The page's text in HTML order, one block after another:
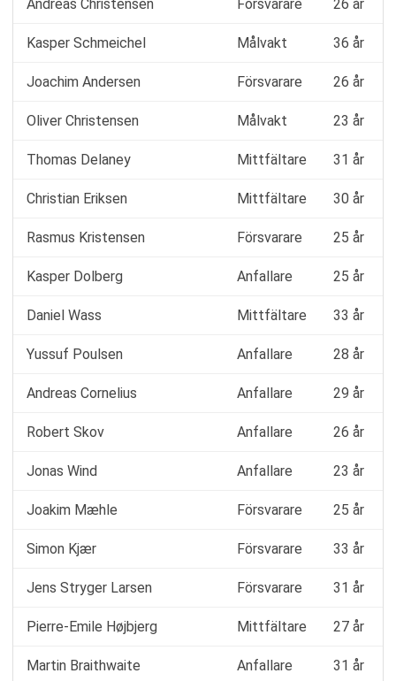
Andreas Christensen Försvarare 26 år
Kasper Schmeichel Målvakt 36 år
Joachim Andersen Försvarare 26 år
Oliver Christensen Målvakt 23 år
Thomas Delaney Mittfältare 31 år
Christian Eriksen Mittfältare 30 år
Rasmus Kristensen Försvarare 25 år
Kasper Dolberg Anfallare 25 år
Daniel Wass Mittfältare 33 år
Yussuf Poulsen Anfallare 28 år
Andreas Cornelius Anfallare 29 år
Robert Skov Anfallare 26 år
Jonas Wind Anfallare 23 år
Joakim Mæhle Försvarare 25 år
Simon Kjær Försvarare 33 år
Jens Stryger Larsen Försvarare 31 år
Pierre-Emile Højbjerg Mittfältare 27 år
Martin Braithwaite Anfallare 31 år